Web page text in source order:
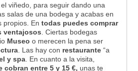
viñedo, para seguir dando una
salas de una bodega y acabas en
propios. En todas puedes comprar
ventajosos . Ciertas bodegas
Museo o merecen la pena ser
. Las hay con restaurante“a
y spa. En cuanto a la visita,
cobran entre 5 y 15 €, unas te